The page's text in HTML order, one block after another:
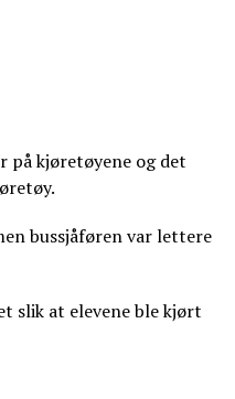
på kjøretøyene og det
bussjåføren var lettere
slik at elevene ble kjørt